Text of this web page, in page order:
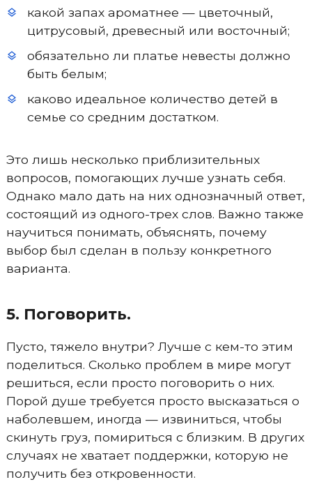
какой запах ароматнее — цветочный,
цитрусовый, древесный или восточный;
обязательно ли платье невесты должно
быть белым;
каково идеальное количество детей в
семье со средним достатком.
Это лишь несколько приблизительных
вопросов, помогающих лучше узнать себя.
Однако мало дать на них однозначный ответ,
состоящий из одного-трех слов. Важно также
научиться понимать, объяснять, почему
выбор был сделан в пользу конкретного
варианта.
5. Поговорить.
Пусто, тяжело внутри? Лучше с кем-то этим
поделиться. Сколько проблем в мире могут
решиться, если просто поговорить о них.
Порой душе требуется просто высказаться о
наболевшем, иногда — извиниться, чтобы
скинуть груз, помириться с близким. В других
случаях не хватает поддержки, которую не
получить без откровенности.